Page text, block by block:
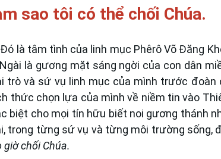
sao tôi có thể chối Chúa.
là tâm tình của linh mục Phêrô Võ Đăng
là gương mặt sáng ngời của con dân
trò và sứ vụ linh mục của mình trước đoàn
thức chọn lựa của mình về niềm tin vào
biệt cho mọi tín hữu biết noi gương thánh
trong từng sứ vụ và từng môi trường sống,
chối Chúa.